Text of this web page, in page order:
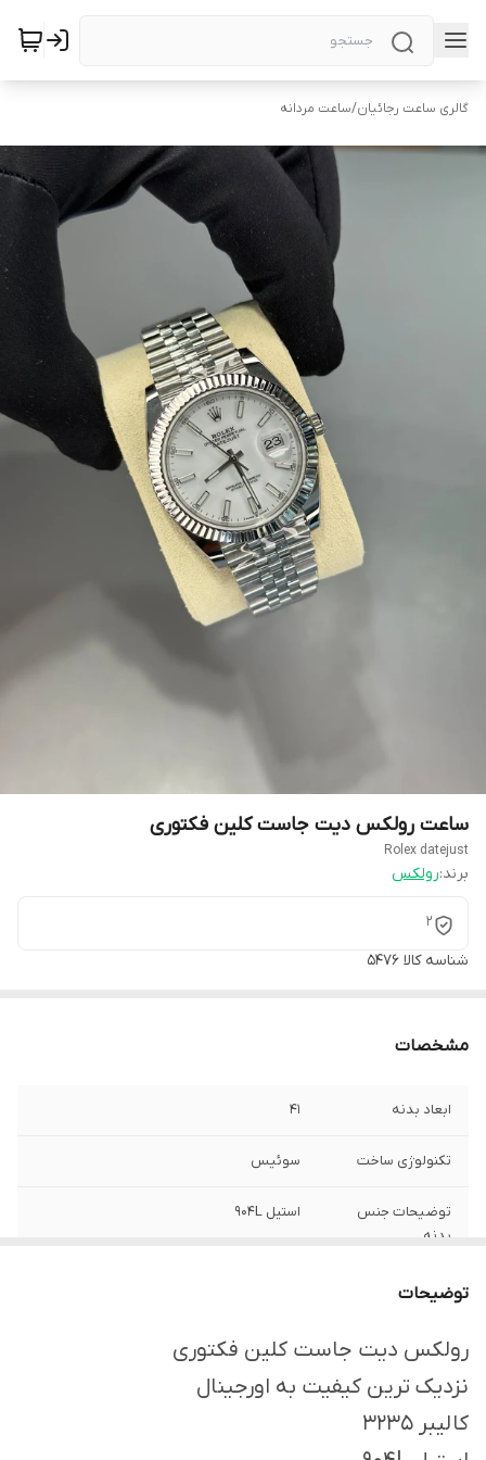
گالری ساعت رجائیان/ساعت مردانه
ساعت رولکس دیت جاست کلین فکتوری
Rolex datejust
برند:رولکس
۲
شناسه کالا ۵۴۷۶
مشخصات
ابعاد بدنه 41
تکنولوژی ساخت سوئیس
توضیحات جنس
بدنه
استیل ۹۰۴L
جنس بدنه
توضیحات
رولکس دیت جاست کلین فکتوری
نزدیک ترین کیفیت به اورجینال
کالیبر 3235